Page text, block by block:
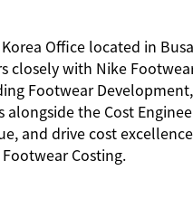
Office located in
closely with Nike
Footwear
the Cost
and drive cost
Costing.